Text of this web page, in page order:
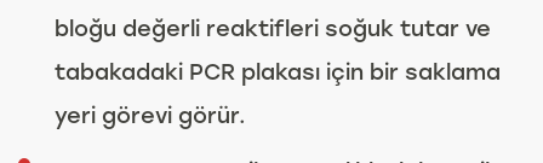
bloğu değerli reaktifleri soğuk tutar ve
tabakadaki PCR plakası için bir saklama
yeri görevi görür.